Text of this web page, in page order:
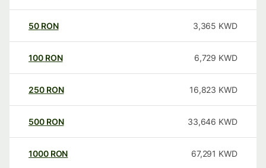
50 RON 3,365 KWD
100 RON 6,729 KWD
250 RON 16,823 KWD
500 RON 33,646 KWD
1000 RON 67,291 KWD